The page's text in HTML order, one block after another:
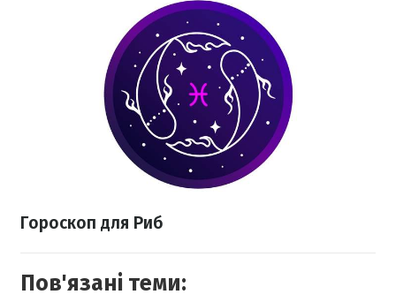
Гороскоп для Риб
Пов'язані теми: